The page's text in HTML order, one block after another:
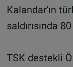
Kalandar'ın
saldırısında
TSK destekli